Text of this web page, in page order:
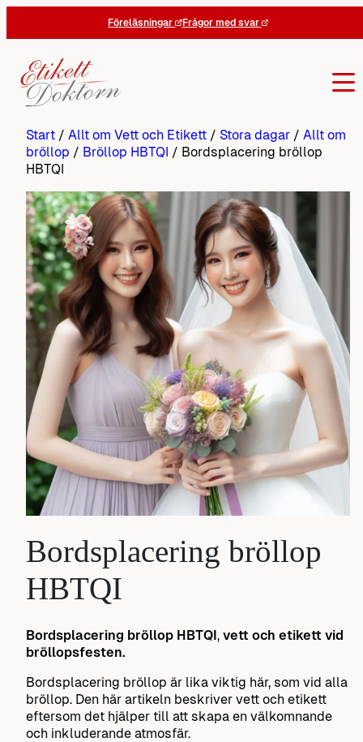
Föreläsningar Frågor med svar
Start / Allt om Vett och Etikett / Stora dagar / Allt om
bröllop / Bröllop HBTQI / Bordsplacering bröllop
HBTQI
Bordsplacering bröllop
HBTQI
Bordsplacering bröllop HBTQI, vett och etikett vid
bröllopsfesten.
Bordsplacering bröllop är lika viktig här, som vid alla
bröllop. Den här artikeln beskriver vett och etikett
eftersom det hjälper till att skapa en välkomnande
och inkluderande atmosfär.